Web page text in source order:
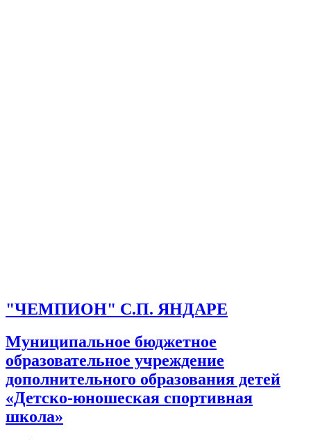
"ЧЕМПИОН" С.П. ЯНДАРЕ
Муниципальное бюджетное
образовательное учреждение
дополнительного образования детей
«Детско-юношеская спортивная
школа»